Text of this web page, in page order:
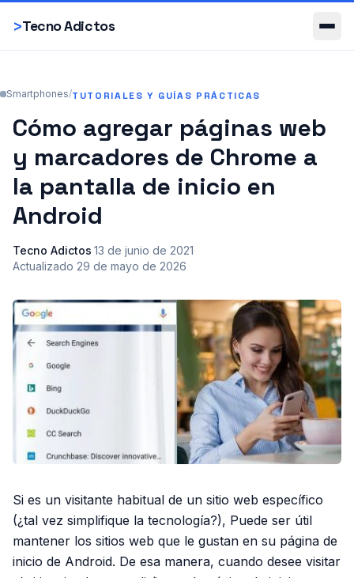
>Tecno Adictos
Smartphones
Smartphones/TUTORIALES Y GUÍAS PRÁCTICAS
Cómo agregar páginas web
y marcadores de Chrome a
la pantalla de inicio en
Android
Tecno Adictos·13 de junio de 2021·
Actualizado 29 de mayo de 2026
Si es un visitante habitual de un sitio web específico
(¿tal vez simplifique la tecnología?), Puede ser útil
mantener los sitios web que le gustan en su página de
inicio de Android. De esa manera, cuando desee visitar